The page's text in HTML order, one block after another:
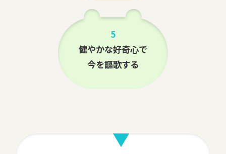
5
健やかな好奇心で
今を謳歌する